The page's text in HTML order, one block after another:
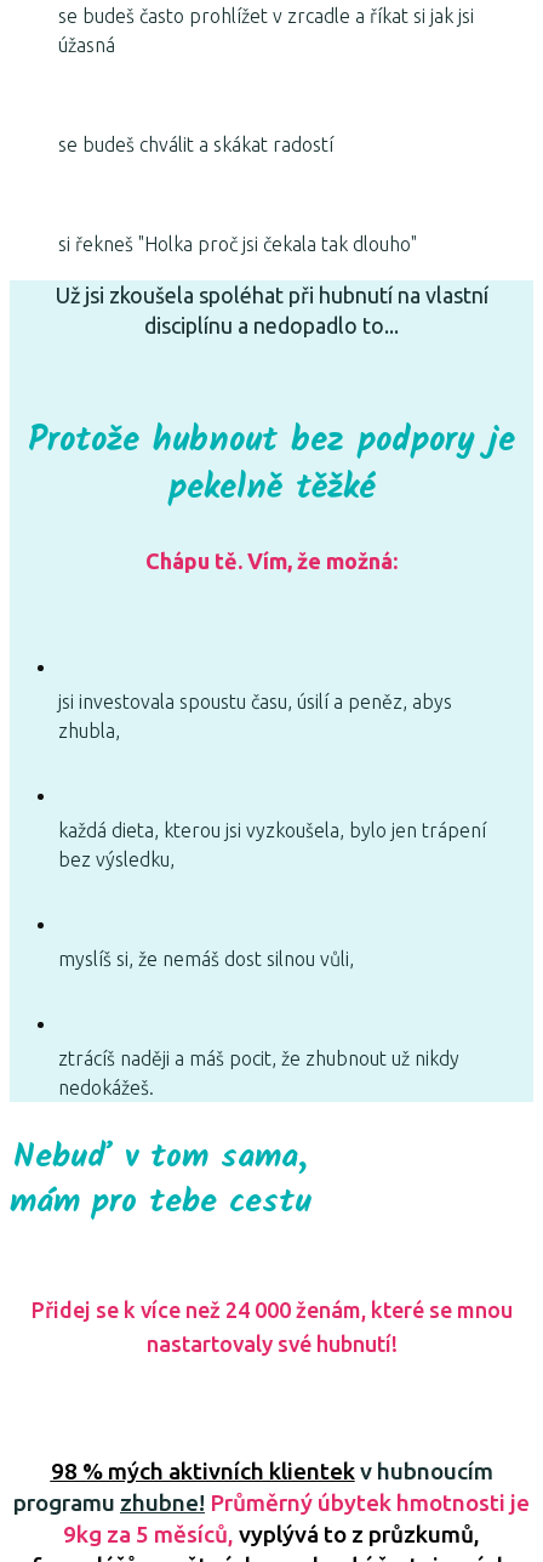
se budeš často prohlížet v zrcadle a říkat si jak jsi
úžasná
se budeš chválit a skákat radostí
si řekneš "Holka proč jsi čekala tak dlouho"
Už jsi zkoušela spoléhat při hubnutí na vlastní
disciplínu a nedopadlo to...
Protože hubnout bez podpory je
pekelně těžké
Chápu tě. Vím, že možná:
jsi investovala spoustu času, úsilí a peněz, abys
zhubla,
každá dieta, kterou jsi vyzkoušela, bylo jen trápení
bez výsledku,
myslíš si, že nemáš dost silnou vůli,
ztrácíš naději a máš pocit, že zhubnout už nikdy
nedokážeš.
Nebuď v tom sama,
mám pro tebe cestu
Přidej se k více než 24 000 ženám, které se mnou
nastartovaly své hubnutí!
98 % mých aktivních klientekv hubnoucím
programu zhubne! Průměrný úbytek hmotnosti je
9kg za 5 měsíců, vyplývá to z průzkumů,